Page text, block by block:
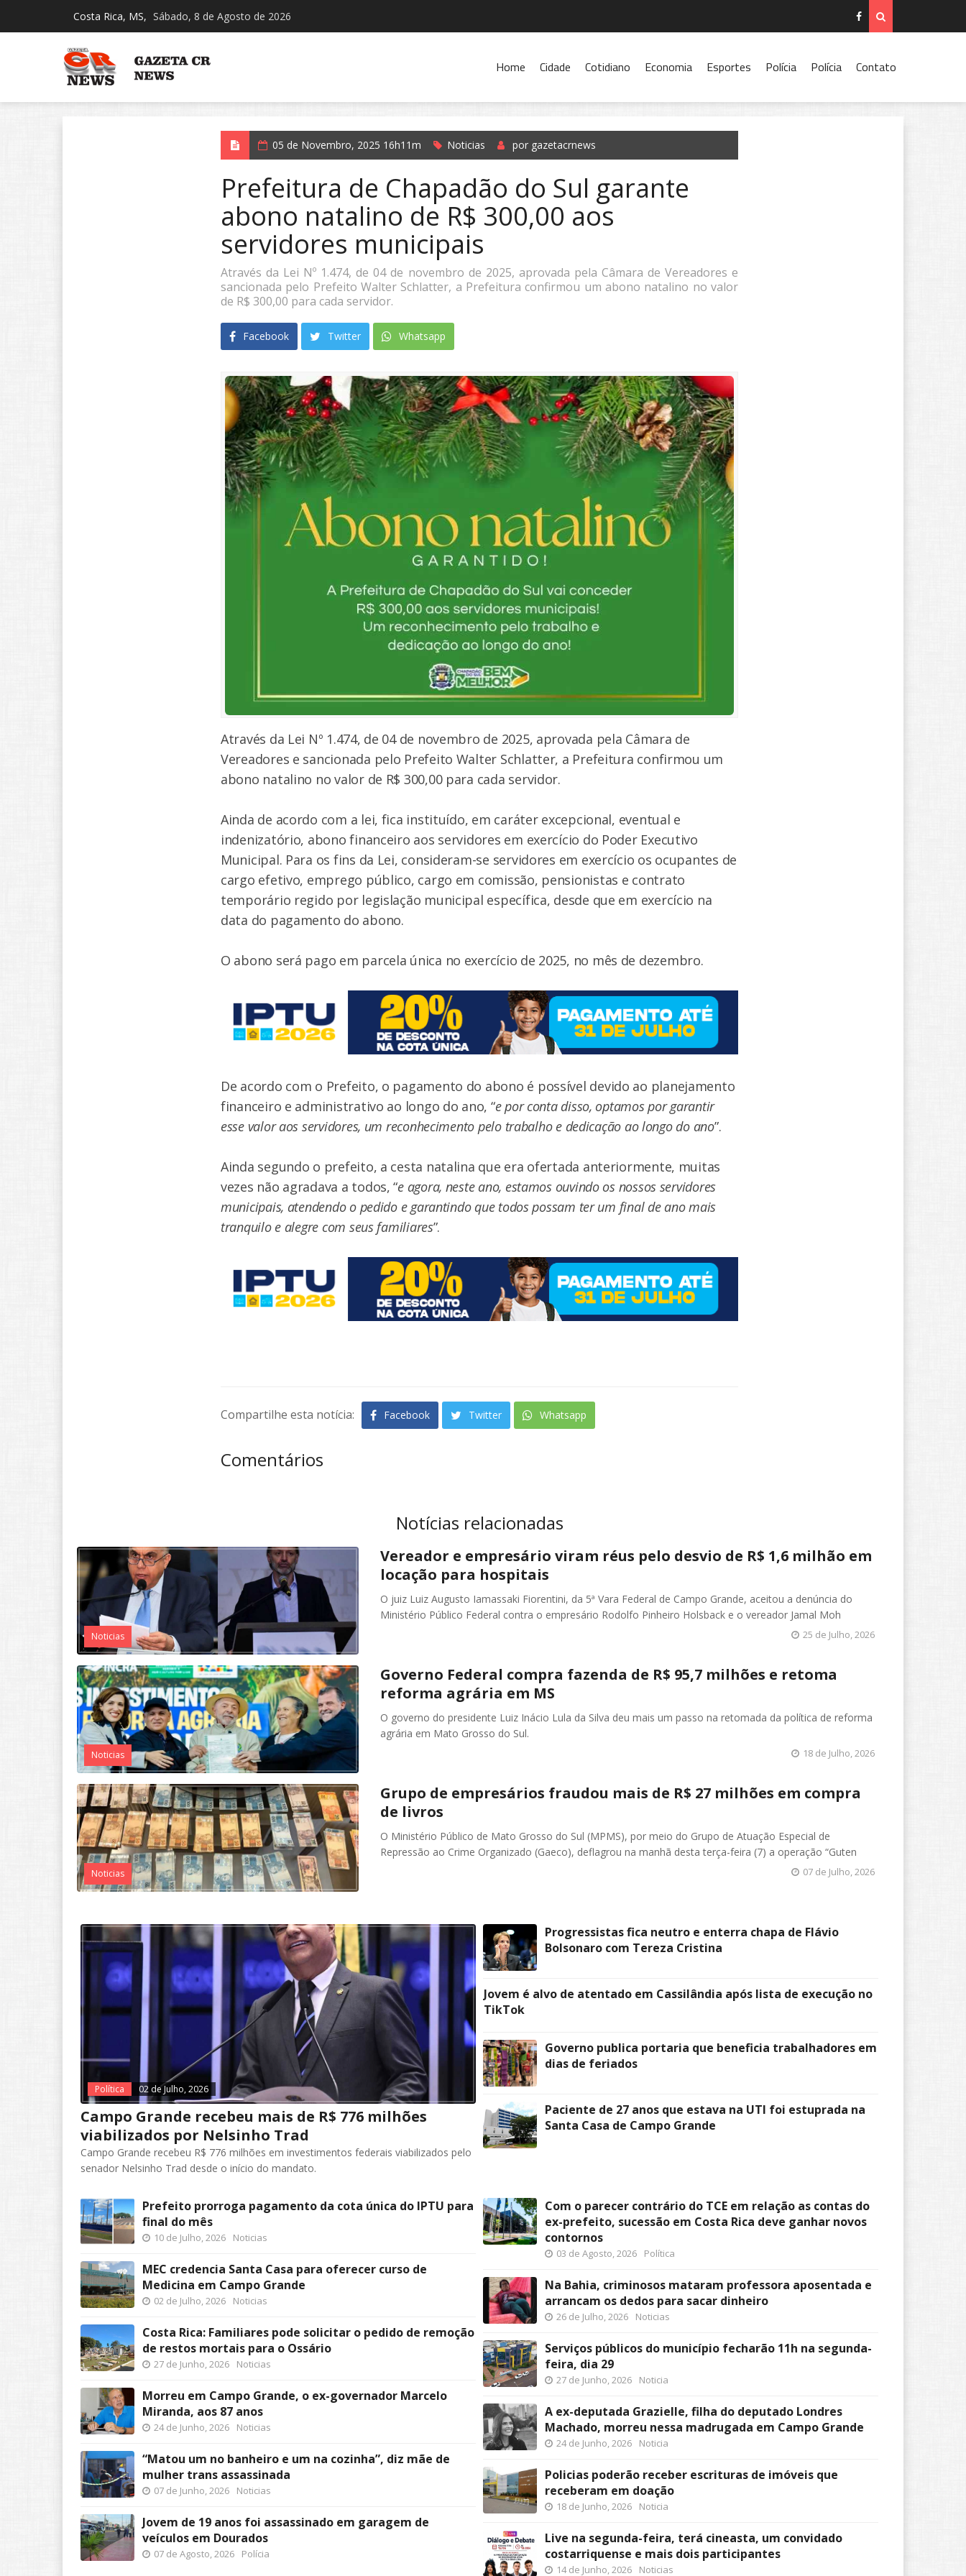
Costa Rica, MS, Sábado, 8 de Agosto de 2026
Home Cidade Cotidiano Economia Esportes Polícia Polícia Contato
05 de Novembro, 2025 16h11m Noticias por gazetacrnews
Prefeitura de Chapadão do Sul garante
abono natalino de R$ 300,00 aos
servidores municipais
Através da Lei Nº 1.474, de 04 de novembro de 2025, aprovada pela Câmara de Vereadores e
sancionada pelo Prefeito Walter Schlatter, a Prefeitura confirmou um abono natalino no valor
de R$ 300,00 para cada servidor.
Facebook Twitter Whatsapp
Através da Lei Nº 1.474, de 04 de novembro de 2025, aprovada pela Câmara de
Vereadores e sancionada pelo Prefeito Walter Schlatter, a Prefeitura confirmou um
abono natalino no valor de R$ 300,00 para cada servidor.
Ainda de acordo com a lei, fica instituído, em caráter excepcional, eventual e
indenizatório, abono financeiro aos servidores em exercício do Poder Executivo
Municipal. Para os fins da Lei, consideram-se servidores em exercício os ocupantes de
cargo efetivo, emprego público, cargo em comissão, pensionistas e contrato
temporário regido por legislação municipal específica, desde que em exercício na
data do pagamento do abono.
O abono será pago em parcela única no exercício de 2025, no mês de dezembro.
De acordo com o Prefeito, o pagamento do abono é possível devido ao planejamento
financeiro e administrativo ao longo do ano, “e por conta disso, optamos por garantir
esse valor aos servidores, um reconhecimento pelo trabalho e dedicação ao longo do ano”.
Ainda segundo o prefeito, a cesta natalina que era ofertada anteriormente, muitas
vezes não agradava a todos, “e agora, neste ano, estamos ouvindo os nossos servidores
municipais, atendendo o pedido e garantindo que todos possam ter um final de ano mais
tranquilo e alegre com seus familiares”.
Compartilhe esta notícia: Facebook Twitter Whatsapp
Comentários
Notícias relacionadas
Noticias
Vereador e empresário viram réus pelo desvio de R$ 1,6 milhão em
locação para hospitais
O juiz Luiz Augusto Iamassaki Fiorentini, da 5ª Vara Federal de Campo Grande, aceitou a denúncia do
Ministério Público Federal contra o empresário Rodolfo Pinheiro Holsback e o vereador Jamal Moh
25 de Julho, 2026
Noticias
Governo Federal compra fazenda de R$ 95,7 milhões e retoma
reforma agrária em MS
O governo do presidente Luiz Inácio Lula da Silva deu mais um passo na retomada da política de reforma
agrária em Mato Grosso do Sul.
18 de Julho, 2026
Noticias
Grupo de empresários fraudou mais de R$ 27 milhões em compra
de livros
O Ministério Público de Mato Grosso do Sul (MPMS), por meio do Grupo de Atuação Especial de
Repressão ao Crime Organizado (Gaeco), deflagrou na manhã desta terça-feira (7) a operação “Guten
07 de Julho, 2026
Política 02 de Julho, 2026
Campo Grande recebeu mais de R$ 776 milhões
viabilizados por Nelsinho Trad
Campo Grande recebeu R$ 776 milhões em investimentos federais viabilizados pelo
senador Nelsinho Trad desde o início do mandato.
Progressistas fica neutro e enterra chapa de Flávio
Bolsonaro com Tereza Cristina
Jovem é alvo de atentado em Cassilândia após lista de execução no
TikTok
Governo publica portaria que beneficia trabalhadores em
dias de feriados
Paciente de 27 anos que estava na UTI foi estuprada na
Santa Casa de Campo Grande
Prefeito prorroga pagamento da cota única do IPTU para
final do mês
10 de Julho, 2026 Noticias
MEC credencia Santa Casa para oferecer curso de
Medicina em Campo Grande
02 de Julho, 2026 Noticias
Costa Rica: Familiares pode solicitar o pedido de remoção
de restos mortais para o Ossário
27 de Junho, 2026 Noticias
Morreu em Campo Grande, o ex-governador Marcelo
Miranda, aos 87 anos
24 de Junho, 2026 Noticias
“Matou um no banheiro e um na cozinha”, diz mãe de
mulher trans assassinada
07 de Junho, 2026 Noticias
Jovem de 19 anos foi assassinado em garagem de
veículos em Dourados
07 de Agosto, 2026 Polícia
Com o parecer contrário do TCE em relação as contas do
ex-prefeito, sucessão em Costa Rica deve ganhar novos
contornos
03 de Agosto, 2026 Política
Na Bahia, criminosos mataram professora aposentada e
arrancam os dedos para sacar dinheiro
26 de Julho, 2026 Noticias
Serviços públicos do município fecharão 11h na segunda-
feira, dia 29
27 de Junho, 2026 Noticia
A ex-deputada Grazielle, filha do deputado Londres
Machado, morreu nessa madrugada em Campo Grande
24 de Junho, 2026 Noticia
Policias poderão receber escrituras de imóveis que
receberam em doação
18 de Junho, 2026 Noticia
Live na segunda-feira, terá cineasta, um convidado
costarriquense e mais dois participantes
14 de Junho, 2026 Noticias